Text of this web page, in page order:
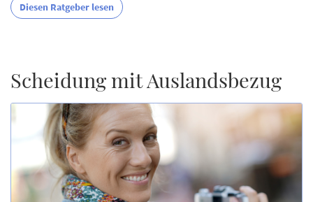
Diesen Ratgeber lesen
Scheidung mit Auslandsbezug